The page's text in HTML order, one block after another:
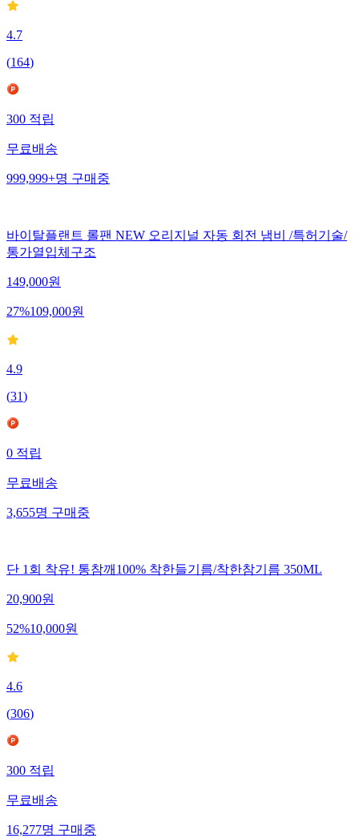
4.7
(164)
300 적립
무료배송
999,999+명 구매중
바이탈플랜트 롤팬 NEW 오리지널 자동 회전 냄비 /특허기술/
통가열입체구조
149,000원
27%109,000원
4.9
(31)
0 적립
무료배송
3,655명 구매중
단 1회 착유! 통참깨100% 착한들기름/착한참기름 350ML
20,900원
52%10,000원
4.6
(306)
300 적립
무료배송
16,277명 구매중